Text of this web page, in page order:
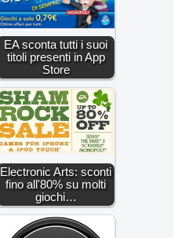
EA sconta tutti i suoi
titoli presenti in App
Store
Electronic Arts: sconti
fino all'80% su molti
giochi…